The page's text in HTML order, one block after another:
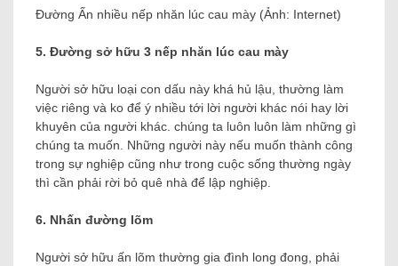
Đường Ấn nhiều nếp nhăn lúc cau mày (Ảnh: Internet)
5. Đường sở hữu 3 nếp nhăn lúc cau mày
Người sở hữu loại con dấu này khá hủ lậu, thường làm
việc riêng và ko để ý nhiều tới lời người khác nói hay lời
khuyên của người khác. chúng ta luôn luôn làm những gì
chúng ta muốn. Những người này nếu muốn thành công
trong sự nghiệp cũng như trong cuộc sống thường ngày
thì cần phải rời bỏ quê nhà để lập nghiệp.
6. Nhấn đường lõm
Người sở hữu ấn lõm thường gia đình long đong, phải